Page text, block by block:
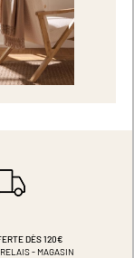
DÈS 120€
- MAGASIN